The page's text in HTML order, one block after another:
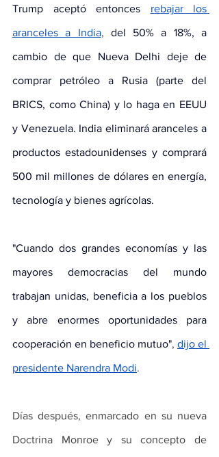
Trump aceptó entonces rebajar los
aranceles a India, del 50% a 18%, a
cambio de que Nueva Delhi deje de
comprar petróleo a Rusia (parte del
BRICS, como China) y lo haga en EEUU
y Venezuela. India eliminará aranceles a
productos estadounidenses y comprará
500 mil millones de dólares en energía,
tecnología y bienes agrícolas.
"Cuando dos grandes economías y las
mayores democracias del mundo
trabajan unidas, beneficia a los pueblos
y abre enormes oportunidades para
cooperación en beneficio mutuo", dijo el
presidente Narendra Modi.
Días después, enmarcado en su nueva
Doctrina Monroe y su concepto de